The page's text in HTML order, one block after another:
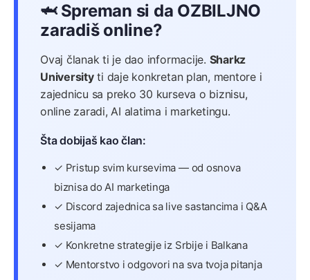
🦈 Spreman si da OZBILJNO
zaradiš online?
Ovaj članak ti je dao informacije. Sharkz
Universityti daje konkretan plan, mentore i
zajednicu sa preko 30 kurseva o biznisu,
online zaradi, AI alatima i marketingu.
Šta dobijaš kao član:
✓ Pristup svim kursevima — od osnova
biznisa do AI marketinga
✓ Discord zajednica sa live sastancima i Q&A
sesijama
✓ Konkretne strategije iz Srbije i Balkana
✓ Mentorstvo i odgovori na sva tvoja pitanja